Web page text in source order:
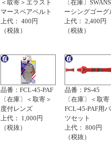
＜取寄＞エラスト
マースペアベルト
上代： 400円
（税抜）
〔在庫〕
ーシングゴーグ
上代： 2,400円
（税抜）
品番：FCL-45-PAF
〔在庫〕＜取寄＞
度付レンズ
上代： 1,000円
（税抜）
品番：PS-45
〔在庫〕＜取
FCL‐45‐PAF用
ツセット
上代： 800円
（税抜）